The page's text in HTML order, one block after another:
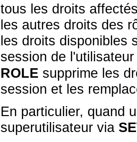
tous les droits
les autres droits des
les droits disponibles
session de
ROLE supprime les
session et les
En particulier, quand
superutilisateur via